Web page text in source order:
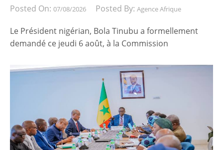
Posted On: 07/08/2026 Posted By: Agence Afrique
Le Président nigérian, Bola Tinubu a formellement
demandé ce jeudi 6 août, à la Commission